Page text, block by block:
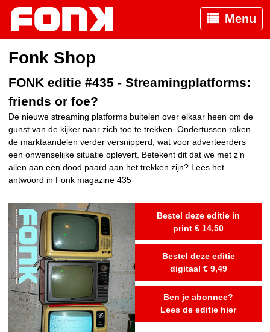
Menu
Fonk Shop
FONK editie #435 - Streamingplatforms:
friends or foe?
De nieuwe streaming platforms buitelen over elkaar heen om de
gunst van de kijker naar zich toe te trekken. Ondertussen raken
de marktaandelen verder versnipperd, wat voor adverteerders
een onwenselijke situatie oplevert. Betekent dit dat we met z’n
allen aan een dood paard aan het trekken zijn? Lees het
antwoord in Fonk magazine 435
Bestel deze editie in
print € 14,50
Bestel deze editie
digitaal € 9,49
Ben je abonnee?
Lees de editie hier